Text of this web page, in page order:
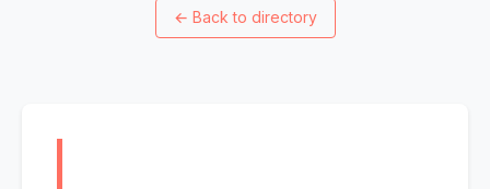
← Back to directory